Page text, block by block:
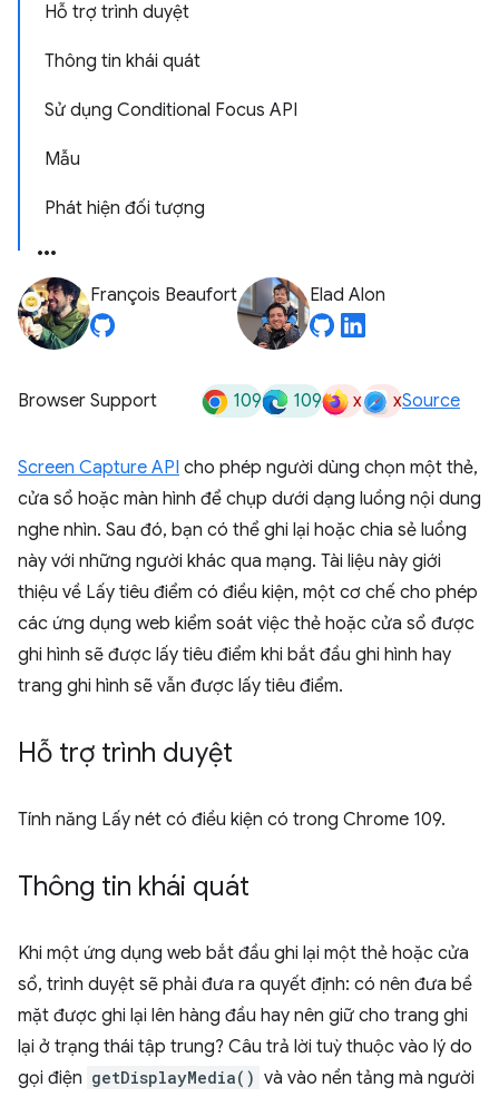
Hỗ trợ trình duyệt
Thông tin khái quát
Sử dụng Conditional Focus API
Mẫu
Phát hiện đối tượng
François Beaufort Elad Alon
Browser Support 109 109 x xSource
Screen Capture API cho phép người dùng chọn một thẻ,
cửa sổ hoặc màn hình để chụp dưới dạng luồng nội dung
nghe nhìn. Sau đó, bạn có thể ghi lại hoặc chia sẻ luồng
này với những người khác qua mạng. Tài liệu này giới
thiệu về Lấy tiêu điểm có điều kiện, một cơ chế cho phép
các ứng dụng web kiểm soát việc thẻ hoặc cửa sổ được
ghi hình sẽ được lấy tiêu điểm khi bắt đầu ghi hình hay
trang ghi hình sẽ vẫn được lấy tiêu điểm.
Hỗ trợ trình duyệt
Tính năng Lấy nét có điều kiện có trong Chrome 109.
Thông tin khái quát
Khi một ứng dụng web bắt đầu ghi lại một thẻ hoặc cửa
sổ, trình duyệt sẽ phải đưa ra quyết định: có nên đưa bề
mặt được ghi lại lên hàng đầu hay nên giữ cho trang ghi
lại ở trạng thái tập trung? Câu trả lời tuỳ thuộc vào lý do
gọi điện getDisplayMedia() và vào nền tảng mà người